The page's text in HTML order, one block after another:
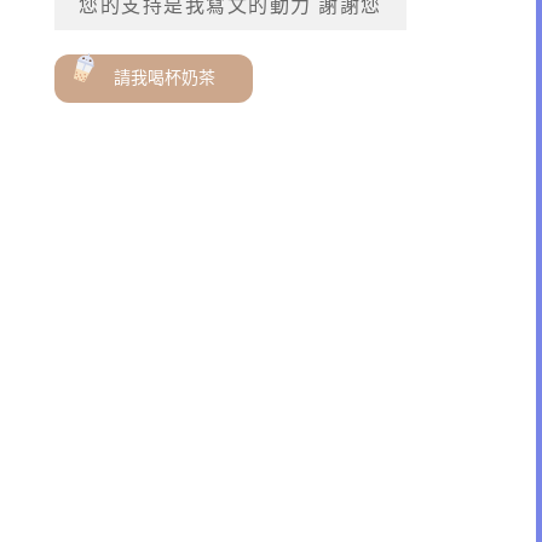
您的支持是我寫文的動力 謝謝您
請我喝杯奶茶